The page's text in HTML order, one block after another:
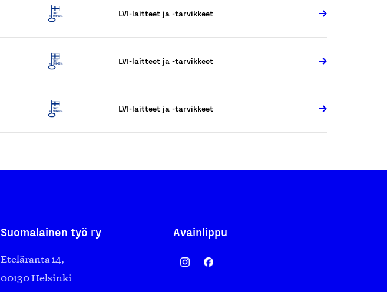
LVI-laitteet ja -tarvikkeet
LVI-laitteet ja -tarvikkeet
LVI-laitteet ja -tarvikkeet
Suomalainen työ ry
Eteläranta 14,
00130 Helsinki
Avainlippu